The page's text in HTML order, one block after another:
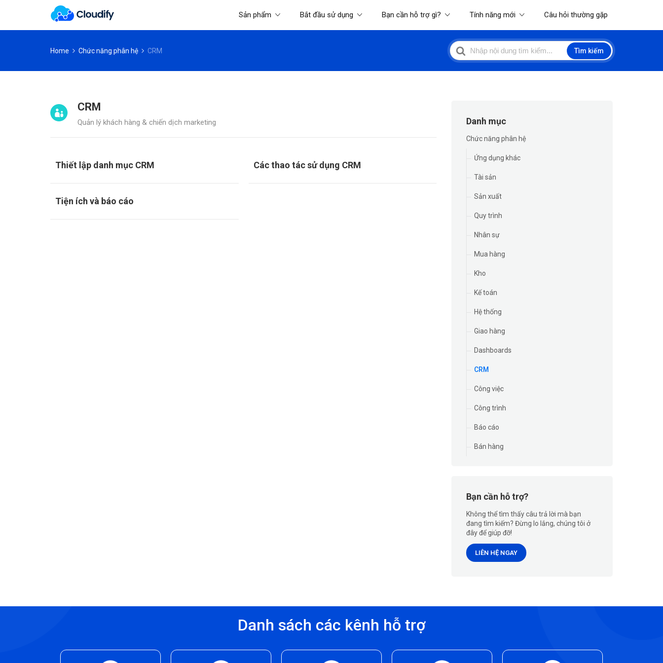
Sản phẩm Bắt đầu sử dụng Bạn cần hỗ trợ gì? Tính năng mới Câu hỏi thường gặp
Home Chức năng phân hệ CRM
Search
For
Tìm kiếm
CRM
Quản lý khách hàng & chiến dịch marketing
Thiết lập danh mục CRM Các thao tác sử dụng CRM
Tiện ích và báo cáo
Danh mục
Chức năng phân hệ
Ứng dụng khác
Tài sản
Sản xuất
Quy trình
Nhân sự
Mua hàng
Kho
Kế toán
Hệ thống
Giao hàng
Dashboards
CRM
Công việc
Công trình
Báo cáo
Bán hàng
Bạn cần hỗ trợ?
Không thể tìm thấy câu trả lời mà bạn
đang tìm kiếm? Đừng lo lắng, chúng tôi ở
đây để giúp đỡ!
LIÊN HỆ NGAY
Danh sách các kênh hỗ trợ